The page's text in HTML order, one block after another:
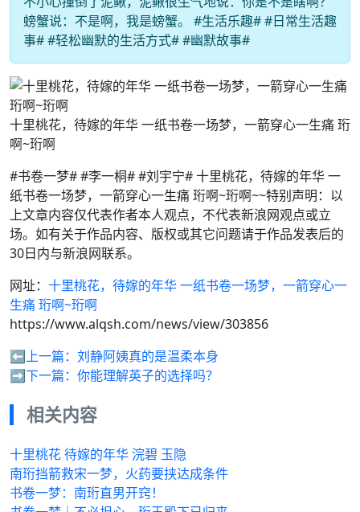
螃蟹说：不是啊，我是螃蟹。 #生活乐趣# #日常生活趣
事# #轻松幽默的生活方式# #幽默故事#
十里桃花，待嫁的年华 一纸书卷一场梦，一箭穿心一生痛 珩
啊~珩啊
#书卷一梦# #李一桐# #刘宇宁# 十里桃花，待嫁的年华 一
纸书卷一场梦，一箭穿心一生痛 珩啊~珩啊~~特别声明：以
上文章内容仅代表作者本人观点，不代表新浪网观点或立
场。如有关于作品内容、版权或其它问题请于作品发表后的
30日内与新浪网联系。
网址： 十里桃花，待嫁的年华 一纸书卷一场梦，一箭穿心一
生痛 珩啊~珩啊
https://www.alqsh.com/news/view/303856
⬅️上一篇： 刘静阿姨真的是温柔本身
➡️下一篇： 你能理解英子的选择吗？
相关内容
十里桃花 待嫁的年华 浣碧 玉隐
南珩挡箭救宋一梦，火药要挟达成条件
书卷一梦：南珩直男开窍！